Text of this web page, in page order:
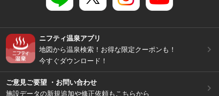
ニフティ温泉アプリ
地図から温泉検索！お得な限定クーポンも！
今すぐダウンロード！
ご意見ご要望 ・お問い合わせ
施設データの新規追加や修正依頼もこちらから